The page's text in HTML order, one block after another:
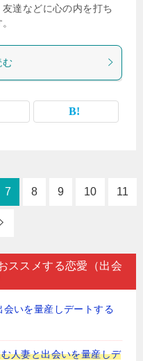
達などに心の内を打ち
む
7 8 9 10 11
ススメする恋愛（出会
人妻と出会いを量産しデ